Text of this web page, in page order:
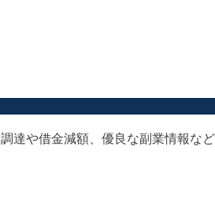
や借金減額、優良な副業情報な